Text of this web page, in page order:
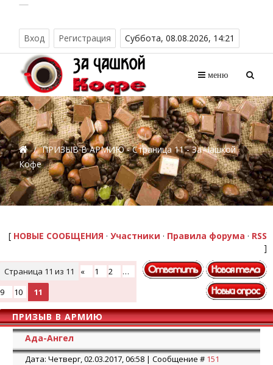
Вход Регистрация Суббота, 08.08.2026, 14:21
меню
/ ПРИЗЫВ В АРМИЮ - Страница 11 - За Чашкой
Кофе
[ НОВЫЕ СООБЩЕНИЯ · Участники · Правила форума · RSS
]
Страница 11 из 11 « 1 2
…
9
10 11
ПРИЗЫВ В АРМИЮ
Ада-Ангел
Дата: Четверг, 02.03.2017, 06:58 | Сообщение # 151